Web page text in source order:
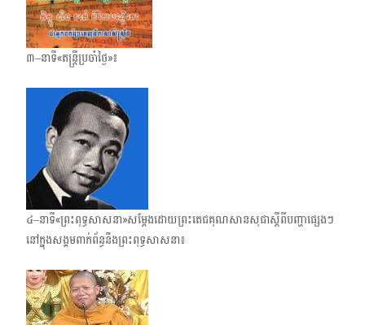
៣–នាទី«តន្ត្រីប្រចាំថ្ងៃ»៖
៤–នាទី«ព្រះពុទ្ធសាសនា»សម្តែងដោយព្រះតេជគុណសានសុជាស្តីពីបញ្ហាផ្សេងៗ
នៅក្នុងសង្គមពាក់​ព័ន្ធនឹងព្រះពុទ្ធសាសនា៖